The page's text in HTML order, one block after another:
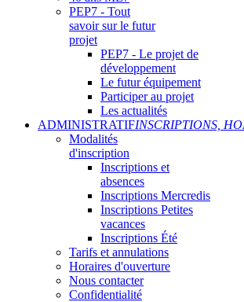
PEP7 - Tout
savoir sur le futur
projet
PEP7 - Le projet de
développement
Le futur équipement
Participer au projet
Les actualités
ADMINISTRATIFINSCRIPTIONS,
Modalités
d'inscription
Inscriptions et
absences
Inscriptions Mercredis
Inscriptions Petites
vacances
Inscriptions Été
Tarifs et annulations
Horaires d'ouverture
Nous contacter
Confidentialité